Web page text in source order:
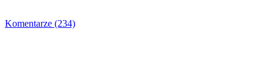
Komentarze (234)